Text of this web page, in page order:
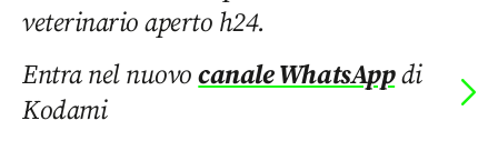
veterinario aperto h24.
Entra nel nuovocanale WhatsAppdi
Kodami